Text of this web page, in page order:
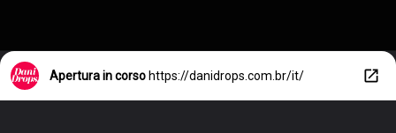
Apertura in corso https://danidrops.com.br/it/